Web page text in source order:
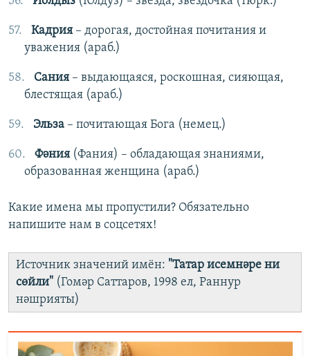
Кадрия – дорогая, достойная почитания и
уважения (араб.)
Сания – выдающаяся, роскошная, сияющая,
блестящая (араб.)
Эльза – почитающая Бога (немец.)
Фәния (Фания) – обладающая знаниями,
образованная женщина (араб.)
Какие имена мы пропустили? Обязательно
напишите нам в соцсетях!
Источник значений имён: "Татар исемнәре ни
сөйли" (Гомәр Саттаров, 1998 ел, Раннур
нәшрияты)